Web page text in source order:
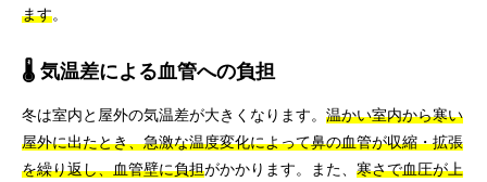
ます。
🌡️ 気温差による血管への負担
冬は室内と屋外の気温差が大きくなります。 温かい室内から寒い
屋外に出たとき、急激な温度変化によって鼻の血管が収縮・拡張
を繰り返し、血管壁に負担がかかります。また、 寒さで血圧が上